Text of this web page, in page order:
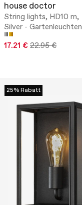
house doctor
String lights, HD10 m,
Silver - Gartenleuchten
17.21 € 22.95 €
25% Rabatt